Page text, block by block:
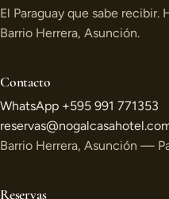
El Paraguay que sabe recibir.
Barrio Herrera, Asunción.
Contacto
WhatsApp +595 991 771353
Barrio Herrera, Asunción —
Reservas